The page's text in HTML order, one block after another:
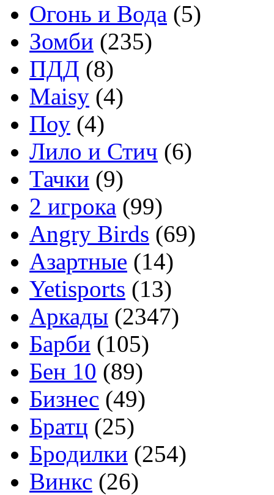
Огонь и Вода (5)
Зомби (235)
ПДД (8)
Maisy (4)
Поу (4)
Лило и Стич (6)
Тачки (9)
2 игрока (99)
Angry Birds (69)
Азартные (14)
Yetisports (13)
Аркады (2347)
Барби (105)
Бен 10 (89)
Бизнес (49)
Братц (25)
Бродилки (254)
Винкс (26)